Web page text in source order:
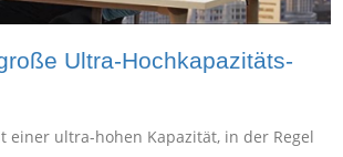
Ultra-Hochkapazitäts-
einer ultra-hohen Kapazität, in der Regel